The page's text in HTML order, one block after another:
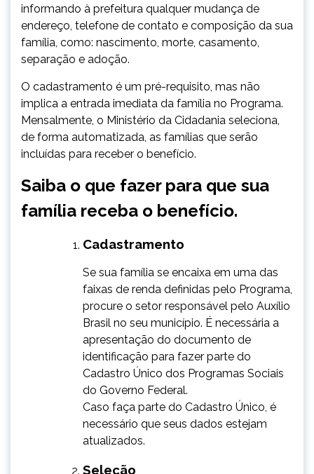
informando à prefeitura qualquer mudança de
endereço, telefone de contato e composição da sua
família, como: nascimento, morte, casamento,
separação e adoção.
O cadastramento é um pré-requisito, mas não
implica a entrada imediata da família no Programa.
Mensalmente, o Ministério da Cidadania seleciona,
de forma automatizada, as famílias que serão
incluídas para receber o benefício.
Saiba o que fazer para que sua
família receba o benefício.
Cadastramento
​Se sua família se encaixa em uma das
faixas de renda definidas pelo Programa,
procure o setor responsável pelo Auxílio
Brasil no seu município. É necessária a
apresentação do documento de
identificação para fazer parte do
Cadastro Único dos Programas Sociais
do Governo Federal.
Caso faça parte do Cadastro Único, é
necessário que seus dados estejam
atualizados.
Seleção